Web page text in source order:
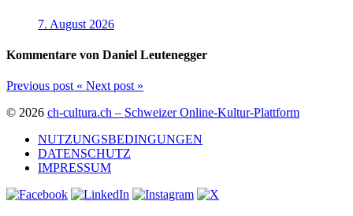
7. August 2026
Kommentare von Daniel Leutenegger
Previous post « Next post »
© 2026 ch-cultura.ch – Schweizer Online-Kultur-Plattform
NUTZUNGSBEDINGUNGEN
DATENSCHUTZ
IMPRESSUM